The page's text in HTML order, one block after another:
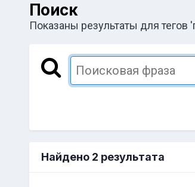
Поиск
Показаны результаты для тегов
Найдено 2 результата